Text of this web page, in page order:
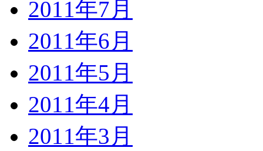
2011年7月
2011年6月
2011年5月
2011年4月
2011年3月